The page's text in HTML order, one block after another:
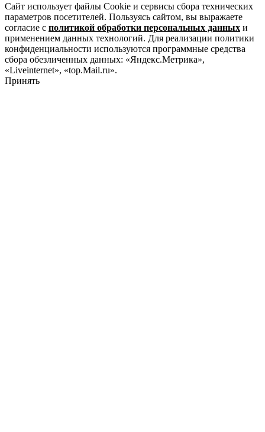
Сайт использует файлы Cookie и сервисы сбора технических
параметров посетителей. Пользуясь сайтом, вы выражаете
согласие с политикой обработки персональных данных и
применением данных технологий. Для реализации политики
конфиденциальности используются программные средства
сбора обезличенных данных: «Яндекс.Метрика»,
«Liveinternet», «top.Mail.ru».
Принять